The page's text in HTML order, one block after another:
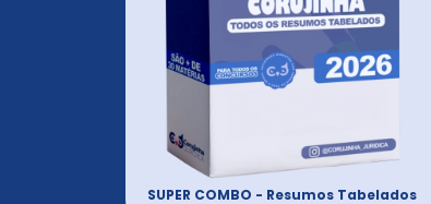
SUPER COMBO - Resumos Tabelados